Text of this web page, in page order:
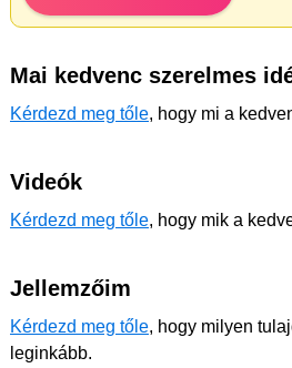
Mai kedvenc szerelmes
Kérdezd meg tőle, hogy mi a
Videók
Kérdezd meg tőle, hogy mik a
Jellemzőim
Kérdezd meg tőle, hogy milyen
leginkább.